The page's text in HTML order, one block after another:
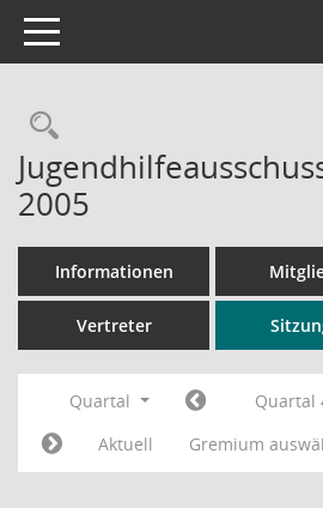
Toggle navigation
Rechercheauswahl
2005
Informationen
Vertreter
Quartal Quartal
Aktuell
Gremium